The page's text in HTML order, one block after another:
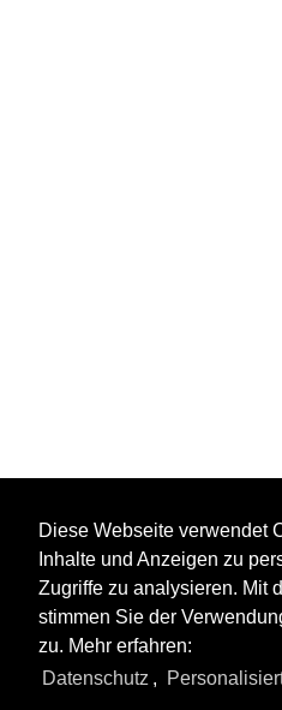
Alle Fotos ausRumänien
Diese Webseite verwendet
Inhalte und Anzeigen zu
Zugriffe zu analysieren. Mit
stimmen Sie der
zu. Mehr erfahren:
Datenschutz ,